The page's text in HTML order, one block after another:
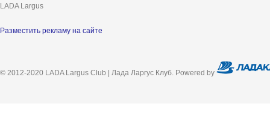
LADA Largus
Разместить рекламу на сайте
© 2012-2020 LADA Largus Club | Лада Ларгус Клуб. Powered by